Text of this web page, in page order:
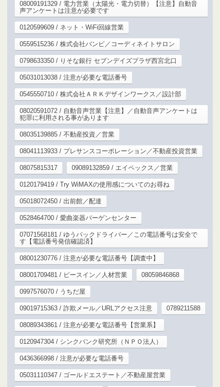
08009191329 / 電力営業（太陽光・電力切替）【注意】自動音
声アンケートは注意が必要です
0120599609 / ネット・WiFi回線営業
0559515236 / 株式会社バンビ／コーディネイトサロン
0798633350 / りそな銀行 セブンデイズプラザ西宮北口
05031013038 / 注意が必要な電話番号
0545550710 / 株式会社ＡＲＫデザインワークス／設計部
08020591072 / 自動音声営業【注意】／自動音声アンケートは
犯罪に利用される事があります
08035139885 / 不動産投資／営業
08041113933 / プレサンスコーポレーション／不動産投資営業
08075815317 09089132859 / エイペックス／営業
0120179419 / Try WiMAXの使用感についてのお尋ね
05018072450 / 出前館／配達
0528464700 / 愛曲楽器バーゲンセンター
07071568181 / ゆうパックドライバー／この電話番号は安全で
す【電話番号発信確認済】
08001230776 / 注意が必要な電話番号【調査中】
08001709481 / ピースイン／人材営業 08059846868
0997576070 / うちだ屋
09019715363 / 詐欺メール／URLアクセス注意 0789211588
08089343861 / 注意が必要な電話番号【営業系】
0120947304 / シンクバンク研究所（ＮＰＯ法人）
0436366998 / 注意が必要な電話番号
05031110347 / ゴールドエステート／不動産屋営業